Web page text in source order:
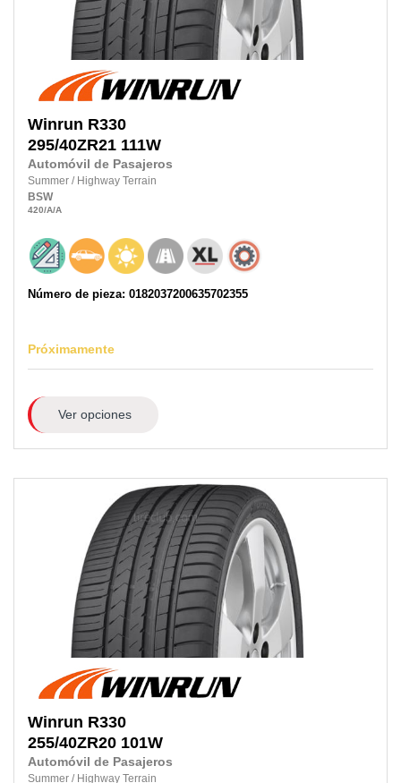
Winrun R330
295/40ZR21 111W
Automóvil de Pasajeros
Summer / Highway Terrain
BSW
420/A/A
Número de pieza: 0182037200635702355
Próximamente
Ver opciones
Winrun R330
255/40ZR20 101W
Automóvil de Pasajeros
Summer / Highway Terrain